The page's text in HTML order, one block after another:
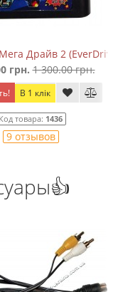
MD V.х2, +SD)
грн.